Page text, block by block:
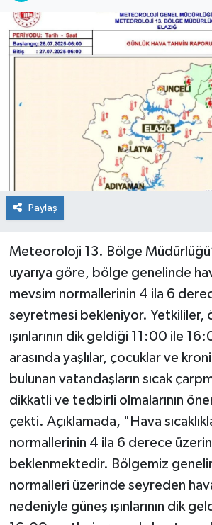
Paylaş
Meteoroloji 13. Bölge
uyarıya göre, bölge genelinde
mevsim normallerinin 4 ila 6
seyretmesi bekleniyor. Yetkililer,
ışınlarının dik geldiği 11:00 ile
arasında yaşlılar, çocuklar ve
bulunan vatandaşların sıcak
dikkatli ve tedbirli olmalarının
çekti. Açıklamada, "Hava
normallerinin 4 ila 6 derece
beklenmektedir. Bölgemiz
normalleri üzerinde seyreden hava
nedeniyle güneş ışınlarının dik
GÜNDEM
KARLIOVA
MERKEZ
RESMİ İLANLAR
SAĞLIK
SOLHAN
SPOR
YAYLADERE
YEDİSU
Son Dakika Haberleri
Haber Arşivi